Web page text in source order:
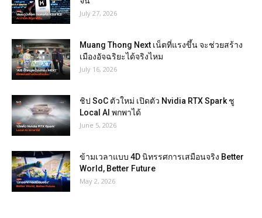
July 27, 2026
Muang Thong Next เน็ตที่แรงขึ้น จะช่วยสร้าง
เมืองอัจฉริยะได้จริงไหม
July 16, 2026
ชิป SoC ตัวใหม่ เปิดตัว Nvidia RTX Spark ชู
Local AI พกพาได้
June 5, 2026
ข้ามเวลาแบบ 4D นิทรรศการเสมือนจริง Better
World, Better Future
May 2, 2026